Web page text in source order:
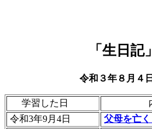
「生日
令和３年８月４
学習した日 内容の
令和3年9月4日
父母を亡